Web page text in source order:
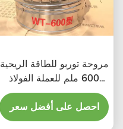
مروحة توربو للطاقة الريحية
600 ملم للعملة الفولاذ
المقاوم للصدأ
احصل على أفضل سعر